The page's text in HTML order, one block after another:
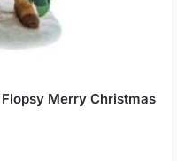
Merry Christmas